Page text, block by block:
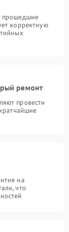
прошедшие
корректную
ремонт
провести
на
что